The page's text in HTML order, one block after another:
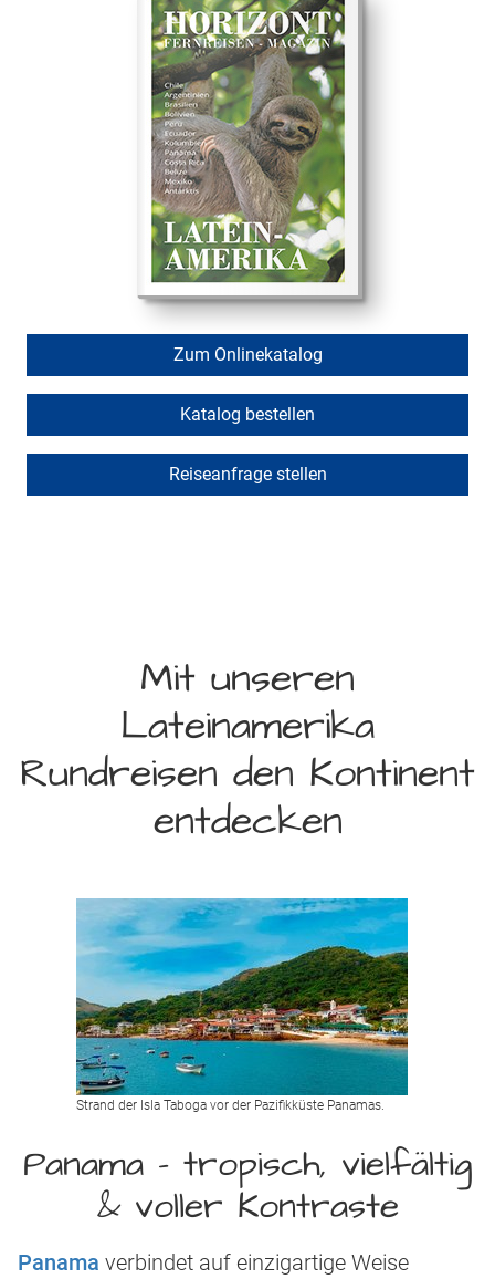
Zum Onlinekatalog
Katalog bestellen
Reiseanfrage stellen
Mit unseren
Lateinamerika
Rundreisen den Kontinent
entdecken
Strand der Isla Taboga vor der Pazifikküste Panamas.
Panama – tropisch, vielfältig
& voller Kontraste
Panama verbindet auf einzigartige Weise